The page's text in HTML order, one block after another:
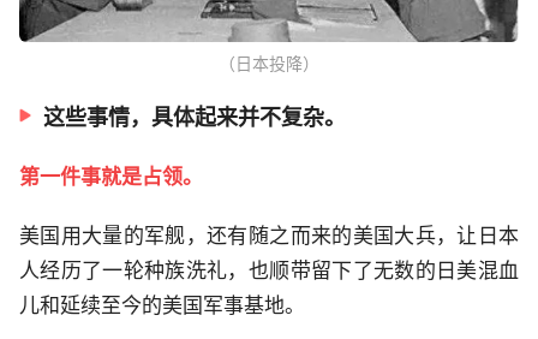
（日本投降）
这些事情，具体起来并不复杂。
第一件事就是占领。
美国用大量的军舰，还有随之而来的美国大兵，让日本
人经历了一轮种族洗礼，也顺带留下了无数的日美混血
儿和延续至今的美国军事基地。